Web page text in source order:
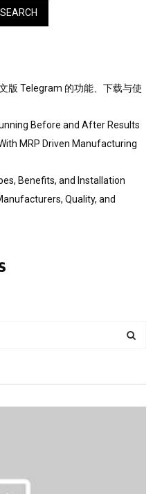
SEARCH
版 Telegram 的功能、下载与使
Before and After Results
MRP Driven Manufacturing
Benefits, and Installation
Quality, and